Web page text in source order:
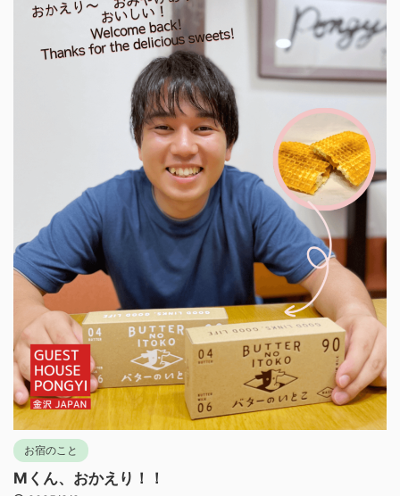
お宿のこと
Mくん、おかえり！！